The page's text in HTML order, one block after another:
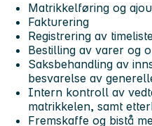
Matrikkelføring og
Fakturering
Registrering av
Bestilling av varer og
Saksbehandling av
besvarelse av
Intern kontroll av
matrikkelen, samt
Fremskaffe og bistå